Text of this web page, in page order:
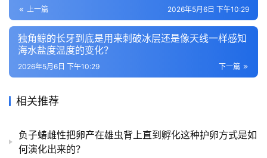
上一篇 2026年5月6日 下午10:29
独角鲸的长牙到底是用来刺破冰层还是像天线一样感知
海水盐度温度的变化？
下一篇
2026年5月6日 下午10:29
相关推荐
负子蝽雌性把卵产在雄虫背上直到孵化这种护卵方式是如
何演化出来的？